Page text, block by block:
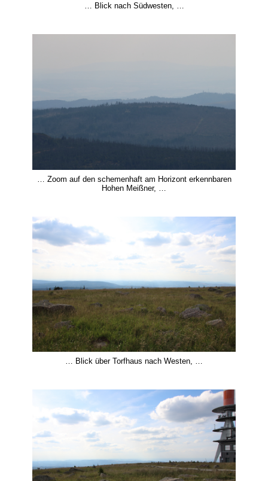
… Blick nach Südwesten, …
… Zoom auf den schemenhaft am Horizont erkennbaren
Hohen Meißner, …
… Blick über Torfhaus nach Westen, …